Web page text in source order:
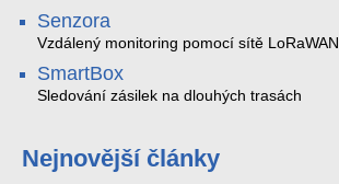
Senzora
Vzdálený monitoring pomocí sítě LoRaWAN
SmartBox
Sledování zásilek na dlouhých trasách
Nejnovější články